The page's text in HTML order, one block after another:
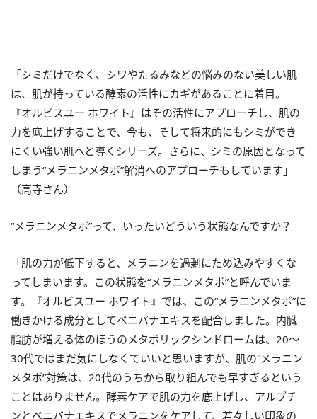
「シミだけでなく、シワやたるみなどの悩みのない美しい肌
は、肌が持っている酵素の活性にカギがあることに着目。
『オルビスユー ホワイト』はその活性にアプローチし、肌の
力を底上げすることで、今も、そして将来的にもシミができ
にくい強い肌へと導くシリーズ。さらに、シミの原因となって
しまう“メラニンメタボ”解消へのアプローチもしています」
（高寺さん）
“メラニンメタボ”って、いったいどういう状態なんですか？
「肌の力が低下すると、メラニンを過剰にため込みやすくな
ってしまいます。この状態を“メラニンメタボ”と呼んでいま
す。『オルビスユー ホワイト』では、この“メラニンメタボ”に
働きかける成分としてベニバナエキスを配合しました。内臓
脂肪が増える体のほうのメタボリックシンドロームは、20～
30代ではまだ気にしなくていいと思いますが、肌の“メラニン
メタボ”対策は、20代のうちから取り組んでも早すぎるという
ことはありません。酵素ケアで肌の力を底上げし、アルブチ
ンとベニバナエキスでメラニンをケアして、若々しい印象の